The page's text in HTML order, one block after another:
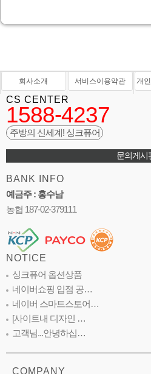
회사소개 서비스이용약관 개
CS CENTER
1588-4237
주방의 신세계! 싱크퓨어
문의게시
BANK INFO
예금주 : 홍수남
농협 187-02-379111
NOTICE
싱크퓨어 옵션상품
네이버쇼핑 입점 공…
네이버 스마트스토어…
[사이트내 디자인 …
고객님...안녕하십…
COMPANY